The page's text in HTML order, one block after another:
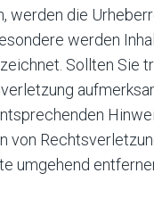
werden die
werden
Sollten Sie
von
umgehend